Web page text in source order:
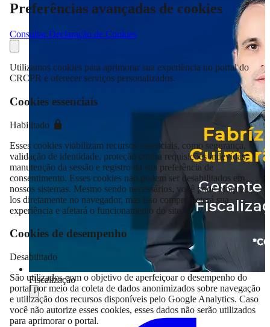
Fiscalização
Compartilhar
Preferências avançadas de cookies
Consultar Declaração de Cookies
Utilizamos cookies para aprimorar sua experiência no portal do
CRCPR e oferecer serviços personalizados.
Cookies essenciais
Habilitado
Esses cookies viabilizam recursos essenciais, como segurança,
validação de identidade, proteção contra requisições indevidas,
manutenção da sessão e registro da sua preferência de
consentimento. Esses cookies não podem ser desabilitados em
nossos sistemas. Mesmo sendo necessários, você pode bloqueá-
los diretamente no navegador, mas isso comprometerá sua
experiência e afetará o funcionamento do site.
Cookies de desempenho
Desabilitado
São utilizados com o objetivo de aperfeiçoar o desempenho do
portal por meio da coleta de dados anonimizados sobre navegação
e utilização dos recursos disponíveis pelo Google Analytics. Caso
você não autorize esses cookies, esses dados não serão utilizados
para aprimorar o portal.